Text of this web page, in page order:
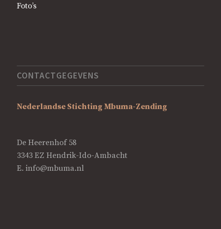
Foto’s
CONTACTGEGEVENS
Nederlandse Stichting Mbuma-Zending
De Heerenhof 58
3343 EZ Hendrik-Ido-Ambacht
E. info@mbuma.nl